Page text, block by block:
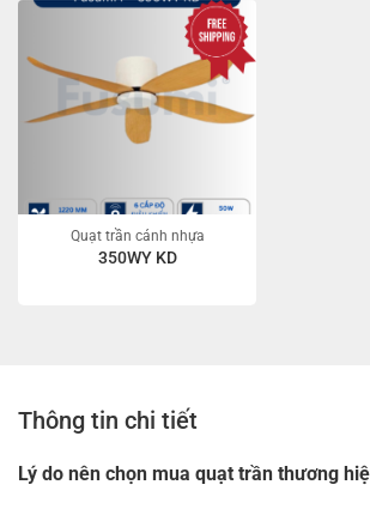
Quạt trần cánh nhựa
350WY KD
Thông tin chi tiết
Lý do nên chọn mua quạt trần thương